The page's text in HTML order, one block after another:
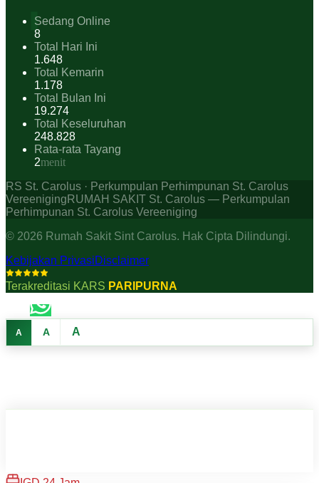
Sedang Online
8
Total Hari Ini
1.648
Total Kemarin
1.178
Total Bulan Ini
19.274
Total Keseluruhan
248.828
Rata-rata Tayang
2menit
RS St. Carolus · Perkumpulan Perhimpunan St. Carolus
Vereeniging RUMAH SAKIT St. Carolus — Perkumpulan
Perhimpunan St. Carolus Vereeniging
© 2026 Rumah Sakit Sint Carolus. Hak Cipta Dilindungi.
Kebijakan PrivasiDisclaimer
Terakreditasi KARS PARIPURNA
A A A